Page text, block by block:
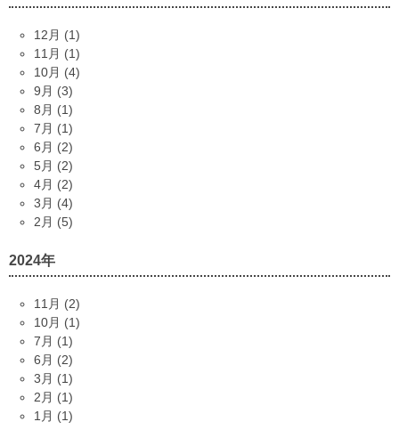
12月 (1)
11月 (1)
10月 (4)
9月 (3)
8月 (1)
7月 (1)
6月 (2)
5月 (2)
4月 (2)
3月 (4)
2月 (5)
2024年
11月 (2)
10月 (1)
7月 (1)
6月 (2)
3月 (1)
2月 (1)
1月 (1)